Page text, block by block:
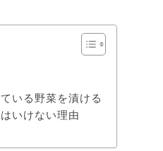
いる野菜を漬ける
いけない理由